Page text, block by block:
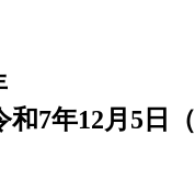
和7年12月5日（